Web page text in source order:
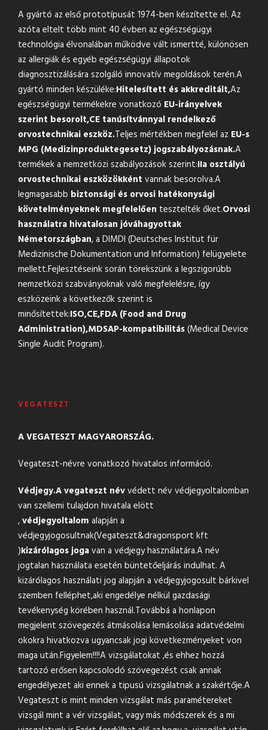
A gyártó az első prototípusát 1974-ben készítette el. Az
azóta eltelt több mint 40 évben az egészségügyi
technológia élvonalában működve vált ismertté, különösen
az allergiák és egyéb egészségügyi állapotok
diagnosztizálására szolgáló innovatív megoldások terén.A
gyártó minden készüléke:Hitelesített és akkreditált,Az
egészségügyi termékekre vonatkozó EU-irányelvek
szerint besorolt,CE tanúsítvánnyal rendelkező
orvostechnikai eszköz.Teljes mértékben megfelel az EU-s
MPG (Medizinproduktegesetz) jogszabályozásnak.A
termékek a nemzetközi szabályozások szerint:IIa osztályú
orvostechnikai eszközökként vannak besorolva.A
legmagasabb biztonsági és orvosi hatékonysági
követelményeknek megfelelően tesztelték őket.Orvosi
használatra hivatalosan jóváhagyottak
Németországban, a DIMDI (Deutsches Institut für
Medizinische Dokumentation und Information) felügyelete
mellett.Fejlesztéseink során törekszünk a legszigorúbb
nemzetközi szabványoknak való megfelelésre, így
eszközeink a következők szerint is
minősítettek:ISO,CE,FDA (Food and Drug
Administration),MDSAP-kompatibilitás(Medical Device
Single Audit Program).
VEGATESZT
A VEGATESZT MAGYARORSZÁG.
Vegateszt-névre vonatkozó hivatalos információ.
Védjegy.A vegateszt névvédett név védjegyoltalomban
van szellemi tulajdon hivatala elött
,védjegyoltalom alapján a
védjegyjogosultnak(Vegateszt&dragonsport kft
)kizárólagos jogavan a védjegy használatára.A név
jogtalan használata esetén büntetőeljárás indulhat. A
kizárólagos használati jog alapján a védjegyjogosult bárkivel
szemben felléphet,aki engedélye nélkül gazdasági
tevékenység körében használ.Továbbá a honlapon
megjelent szövegezés átmásolása lemásolása adatvédelmi
okokra hivatkozva ugyancsak jogi következményeket von
maga után.Figyelem!!!!A vizsgálatokat ,és ehhez hozzá
tartozó erősen kapcsolodó szövegezést csak annak
engedélyezet aki ennek a tipusú vizsgálatnak a szakértője.A
Vegateszt is mint minden vizsgálat más paramétereket
vizsgál mint a vér vizsgálat, vagy más módszerek és a mi